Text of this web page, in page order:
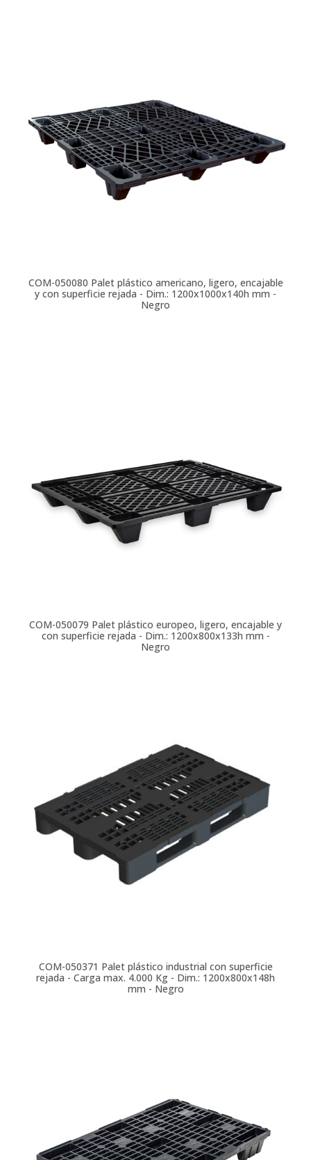
COM-050080 Palet plástico americano, ligero, encajable
y con superficie rejada - Dim.: 1200x1000x140h mm -
Negro
COM-050079 Palet plástico europeo, ligero, encajable y
con superficie rejada - Dim.: 1200x800x133h mm -
Negro
COM-050371 Palet plástico industrial con superficie
rejada - Carga max. 4.000 Kg - Dim.: 1200x800x148h
mm - Negro